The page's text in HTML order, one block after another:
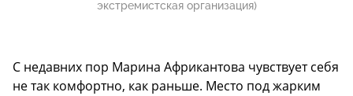
экстремистская организация)
С недавних пор Марина Африкантова чувствует себя
не так комфортно, как раньше. Место под жарким